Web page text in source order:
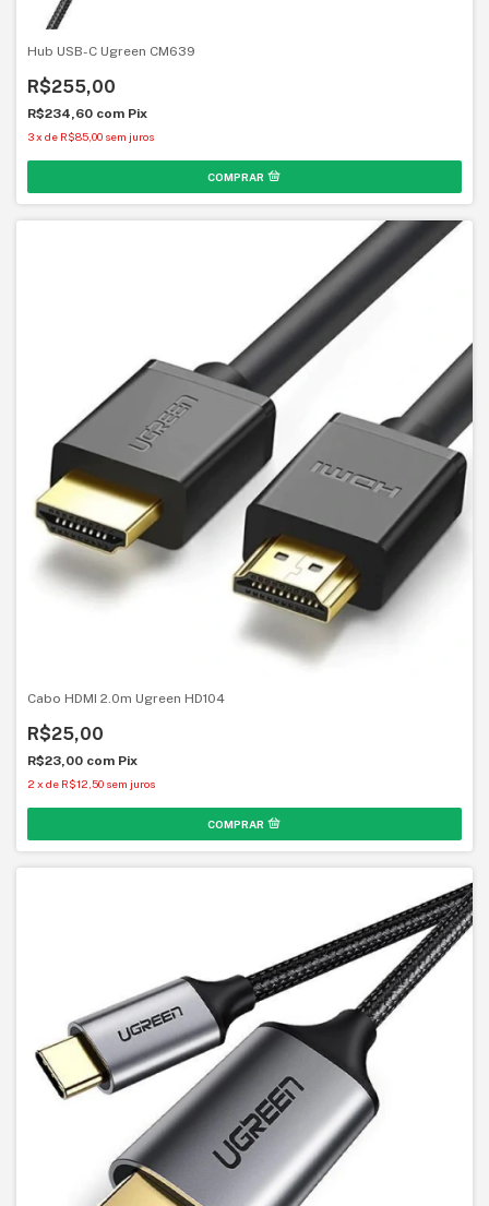
Hub USB-C Ugreen CM639
R$255,00
R$234,60 com Pix
3x de R$85,00 sem juros
Cabo HDMI 2.0m Ugreen HD104
R$25,00
R$23,00 com Pix
2 x de R$12,50 sem juros